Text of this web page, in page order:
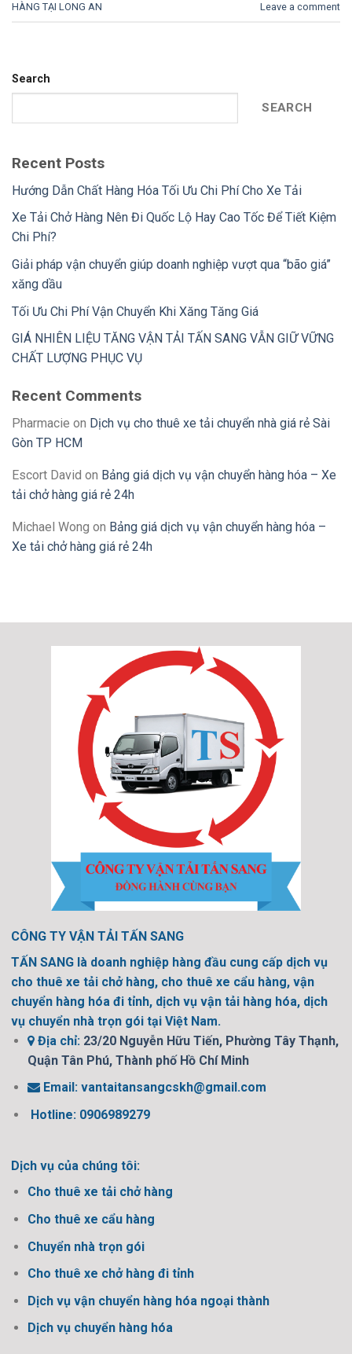
HÀNG TẠI LONG AN
Leave a comment
Search
SEARCH
Recent Posts
Hướng Dẫn Chất Hàng Hóa Tối Ưu Chi Phí Cho Xe Tải
Xe Tải Chở Hàng Nên Đi Quốc Lộ Hay Cao Tốc Để Tiết Kiệm
Chi Phí?
Giải pháp vận chuyển giúp doanh nghiệp vượt qua “bão giá”
xăng dầu
Tối Ưu Chi Phí Vận Chuyển Khi Xăng Tăng Giá
GIÁ NHIÊN LIỆU TĂNG VẬN TẢI TẤN SANG VẪN GIỮ VỮNG
CHẤT LƯỢNG PHỤC VỤ
Recent Comments
Pharmacie on Dịch vụ cho thuê xe tải chuyển nhà giá rẻ Sài
Gòn TP HCM
Escort David on Bảng giá dịch vụ vận chuyển hàng hóa – Xe
tải chở hàng giá rẻ 24h
Michael Wong on Bảng giá dịch vụ vận chuyển hàng hóa –
Xe tải chở hàng giá rẻ 24h
CÔNG TY VẬN TẢI TẤN SANG
TẤN SANG là doanh nghiệp hàng đầu cung cấp dịch vụ
cho thuê xe tải chở hàng, cho thuê xe cẩu hàng, vận
chuyển hàng hóa đi tỉnh, dịch vụ vận tải hàng hóa, dịch
vụ chuyển nhà trọn gói tại Việt Nam.
Địa chỉ: 23/20 Nguyễn Hữu Tiến, Phường Tây Thạnh,
Quận Tân Phú, Thành phố Hồ Chí Minh
Email:vantaitansangcskh@gmail.com
Hotline: 0906989279
Dịch vụ của chúng tôi:
Cho thuê xe tải chở hàng
Cho thuê xe cẩu hàng
Chuyển nhà trọn gói
Cho thuê xe chở hàng đi tỉnh
Dịch vụ vận chuyển hàng hóa ngoại thành
Dịch vụ chuyển hàng hóa